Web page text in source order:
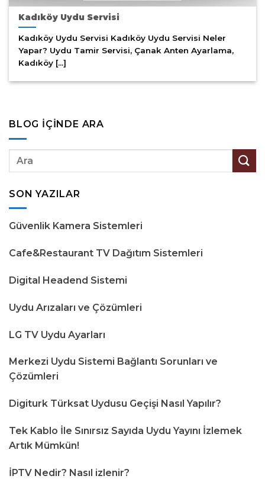
Kadıköy Uydu Servisi
Kadıköy Uydu Servisi Kadıköy Uydu Servisi Neler
Yapar? Uydu Tamir Servisi, Çanak Anten Ayarlama,
Kadıköy [...]
BLOG İÇINDE ARA
SON YAZILAR
Güvenlik Kamera Sistemleri
Cafe&Restaurant TV Dağıtım Sistemleri
Digital Headend Sistemi
Uydu Arızaları ve Çözümleri
LG TV Uydu Ayarları
Merkezi Uydu Sistemi Bağlantı Sorunları ve
Çözümleri
Digiturk Türksat Uydusu Geçişi Nasıl Yapılır?
Tek Kablo İle Sınırsız Sayıda Uydu Yayını İzlemek
Artık Mümkün!
İPTV Nedir? Nasıl izlenir?